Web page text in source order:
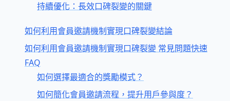
持續優化：長效口碑裂變的關鍵
如何利用會員邀請機制實現口碑裂變結論
如何利用會員邀請機制實現口碑裂變 常見問題快速
FAQ
如何選擇最適合的獎勵模式？
如何簡化會員邀請流程，提升用戶參與度？